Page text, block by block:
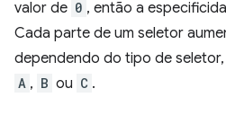
valor de 0 , então a
Cada parte de um seletor
dependendo do tipo de
A , B ou C .